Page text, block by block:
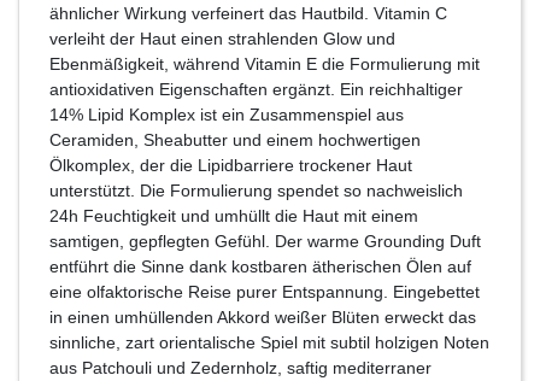
ähnlicher Wirkung verfeinert das Hautbild. Vitamin C
verleiht der Haut einen strahlenden Glow und
Ebenmäßigkeit, während Vitamin E die Formulierung mit
antioxidativen Eigenschaften ergänzt. Ein reichhaltiger
14% Lipid Komplex ist ein Zusammenspiel aus
Ceramiden, Sheabutter und einem hochwertigen
Ölkomplex, der die Lipidbarriere trockener Haut
unterstützt. Die Formulierung spendet so nachweislich
24h Feuchtigkeit und umhüllt die Haut mit einem
samtigen, gepflegten Gefühl. Der warme Grounding Duft
entführt die Sinne dank kostbaren ätherischen Ölen auf
eine olfaktorische Reise purer Entspannung. Eingebettet
in einen umhüllenden Akkord weißer Blüten erweckt das
sinnliche, zart orientalische Spiel mit subtil holzigen Noten
aus Patchouli und Zedernholz, saftig mediterraner